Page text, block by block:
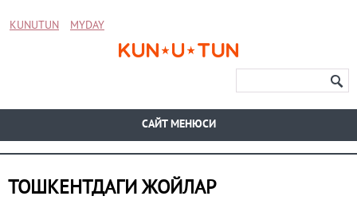
KUNUTUN MYDAY
CАЙТ МЕНЮСИ
ТОШКЕНТДАГИ ЖОЙЛАР